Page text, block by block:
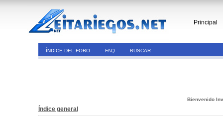
Principal
ÍNDICE DEL FORO FAQ BUSCAR
Bienvenido
Índice general